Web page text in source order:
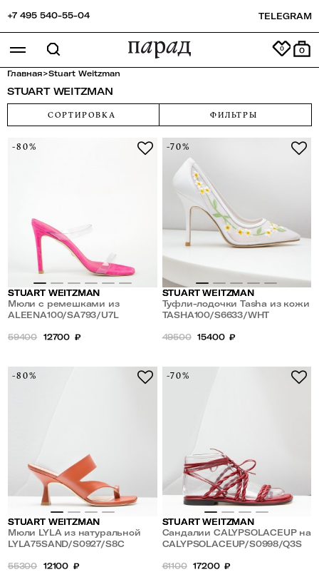
+7 495 540-55-04 TELEGRAM
0
Главная>Stuart Weitzman
STUART WEITZMAN
СОРТИРОВКА ФИЛЬТРЫ
-80%
STUART WEITZMAN
Мюли с ремешками из
силикона ALEENA 100
ALEENA100/SA793/U7L
59400 12700 ₽
-70%
STUART WEITZMAN
Туфли-лодочки Tasha из кожи
и микросетки
TASHA100/S6633/WHT
49500 15400 ₽
-80%
STUART WEITZMAN
Мюли LYLA из натуральной
кожи
LYLA75SAND/S0927/S8C
55300 12100 ₽
-70%
STUART WEITZMAN
Сандалии CALYPSOLACEUP на
шнуровке
CALYPSOLACEUP/S0998/Q3S
61100 17200 ₽